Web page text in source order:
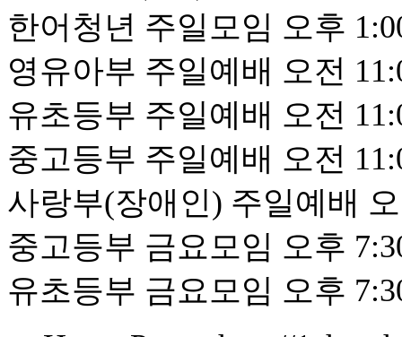
한어청년 주일모임 오후
영유아부 주일예배 오전
유초등부 주일예배 오전
중고등부 주일예배 오전
사랑부(장애인) 주일예배
중고등부 금요모임 오후
유초등부 금요모임 오후